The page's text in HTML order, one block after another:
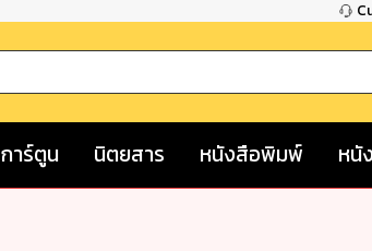
การ์ตูน นิตยสาร หนังสือพิมพ์ หนั